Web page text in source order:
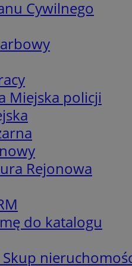
Cywilnego
Miejska policji
Rejonowa
do katalogu